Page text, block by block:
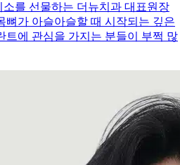
를 선물하는 더뉴치과 대표원장
뼈가 아슬아슬할 때 시작되는 깊은
트에 관심을 가지는 분들이 부쩍 많